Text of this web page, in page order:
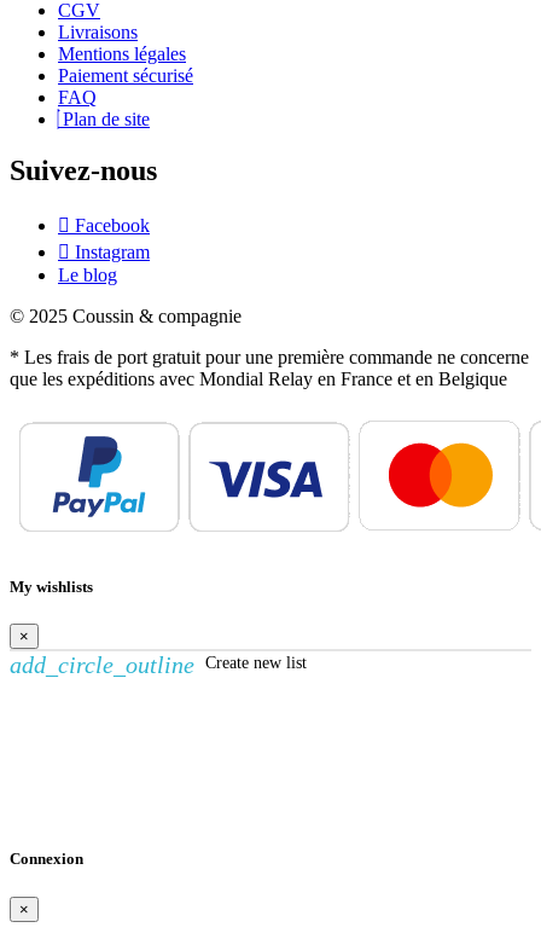
CGV
Livraisons
Mentions légales
Paiement sécurisé
FAQ
Plan de site
Suivez-nous
Facebook
Instagram
Le blog
© 2025 Coussin & compagnie
* Les frais de port gratuit pour une première commande ne concerne
que les expéditions avec Mondial Relay en France et en Belgique
My wishlists
×
add_circle_outline Create new list
Connexion
×